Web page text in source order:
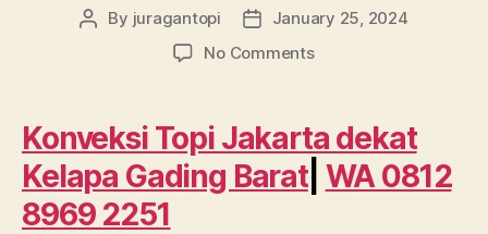
Post
By juragantopi
PostJanuary 25, 2024
No Commentson
jakarta
dekat
Kelapa
Gading
Konveksi Topi Jakarta dekat
Kelapa Gading Barat| WA 0812
8969 2251